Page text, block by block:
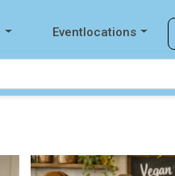
Eventlocations